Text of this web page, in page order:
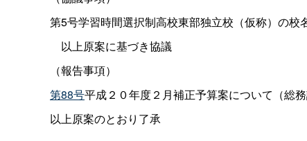
第5号学習時間選択制高校東部独立校（仮称）の校
以上原案に基づき協議
（報告事項）
第88号平成２０年度２月補正予算案について（総務
以上原案のとおり了承